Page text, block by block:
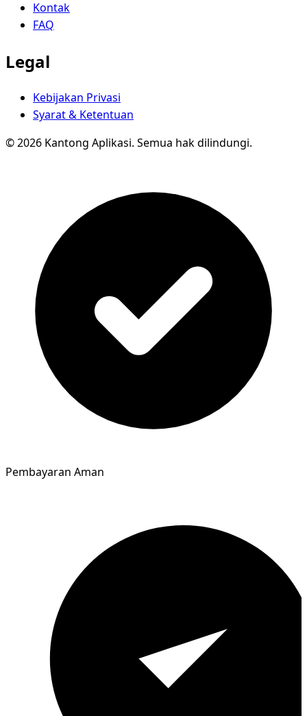
Kontak
FAQ
Legal
Kebijakan Privasi
Syarat & Ketentuan
© 2026 Kantong Aplikasi. Semua hak dilindungi.
Pembayaran Aman